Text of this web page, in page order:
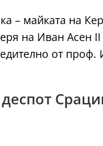
– майката на
на Иван Асен
от